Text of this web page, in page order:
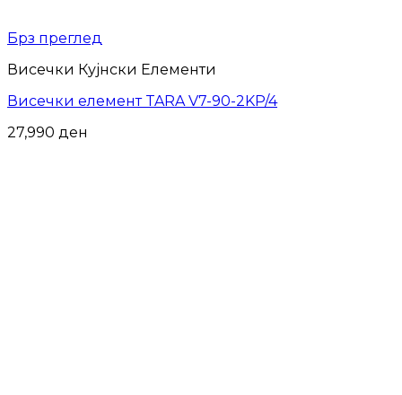
Брз преглед
Висечки Кујнски Елементи
Висечки елемент TARA V7-90-2KP/4
27,990 ден